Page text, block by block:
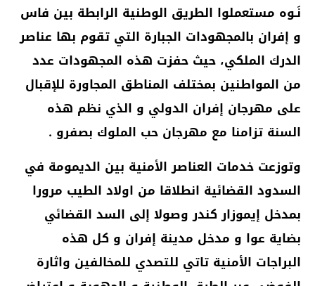
نَـوه مستعملوا الطريق الوطنية الرابطة بين فاس
و إفران بالمجهودات الجبارة التي تقوم بها عناصر
الدرك الملكي، حيث حفزت هذه المجهودات عدد
من المواطنين بمختلف المناطق المجاورة للإقبال
على مهرجان إفران الدولي و الذي نظم هذه
السنة تزامنا مع مهرجان حب الملوك بصفرو .
وتوزعت خدمات العناصر الأمنية بين الديمومة في
السدود القضائية انطلاقا من اولاد الطيب مرورا
بمدخل إيموزار كندر وصولا إلى السد القضائي
بضاية عوا و مدخل مدينة إفران و كل هذه
البراجات الأمنية تاتي للتصدي للمخالفين واثارة